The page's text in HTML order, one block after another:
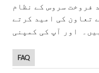
تعاون کی امید کرتے
ہیں۔
FAQ